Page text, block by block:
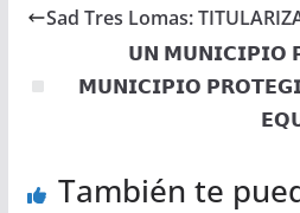
Sad Tres Lomas:
𝗨𝗡 𝗠𝗨𝗡𝗜𝗖𝗜𝗣𝗜𝗢
𝗠𝗨𝗡𝗜𝗖𝗜𝗣𝗜𝗢
También te